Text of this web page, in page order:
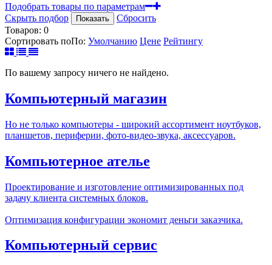
Подобрать товары по параметрам
Скрыть подбор
Показать
Сбросить
Товаров: 0
Сортировать поПо: Умолчанию Цене Рейтингу
По вашему запросу ничего не найдено.
Компьютерный магазин
Но не только компьютеры - широкий ассортимент ноутбуков,
планшетов, периферии, фото-видео-звука, аксессуаров.
Компьютерное ателье
Проектирование и изготовление оптимизированных под
задачу клиента системных блоков.
Оптимизация конфигурации экономит деньги заказчика.
Компьютерный сервис